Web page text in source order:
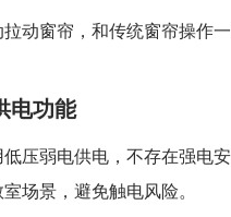
动窗帘，和传统窗帘操作
电功能
压弱电供电，不存在强电安
场景，避免触电风险。